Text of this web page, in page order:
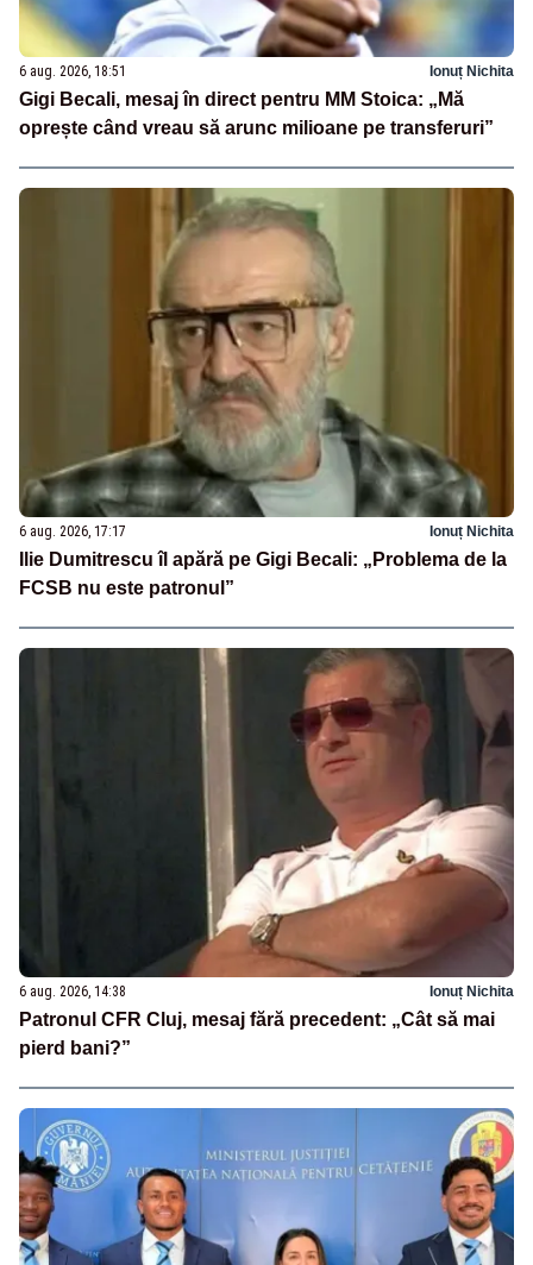
6 aug. 2026, 18:51 Ionuț Nichita
Gigi Becali, mesaj în direct pentru MM Stoica: „Mă
oprește când vreau să arunc milioane pe transferuri”
6 aug. 2026, 17:17 Ionuț Nichita
Ilie Dumitrescu îl apără pe Gigi Becali: „Problema de la
FCSB nu este patronul”
6 aug. 2026, 14:38 Ionuț Nichita
Patronul CFR Cluj, mesaj fără precedent: „Cât să mai
pierd bani?”